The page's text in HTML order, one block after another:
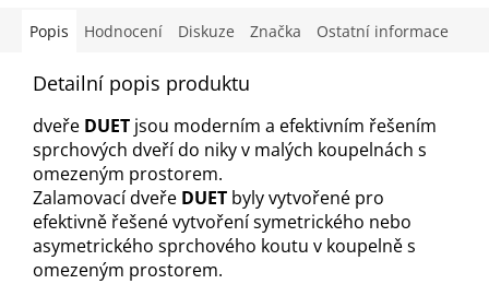
Popis Hodnocení Diskuze Značka Ostatní informace
Detailní popis produktu
dveře DUET jsou moderním a efektivním řešením
sprchových dveří do niky v malých koupelnách s
omezeným prostorem.
Zalamovací dveře DUET byly vytvořené pro
efektivně řešené vytvoření symetrického nebo
asymetrického sprchového koutu v koupelně s
omezeným prostorem.